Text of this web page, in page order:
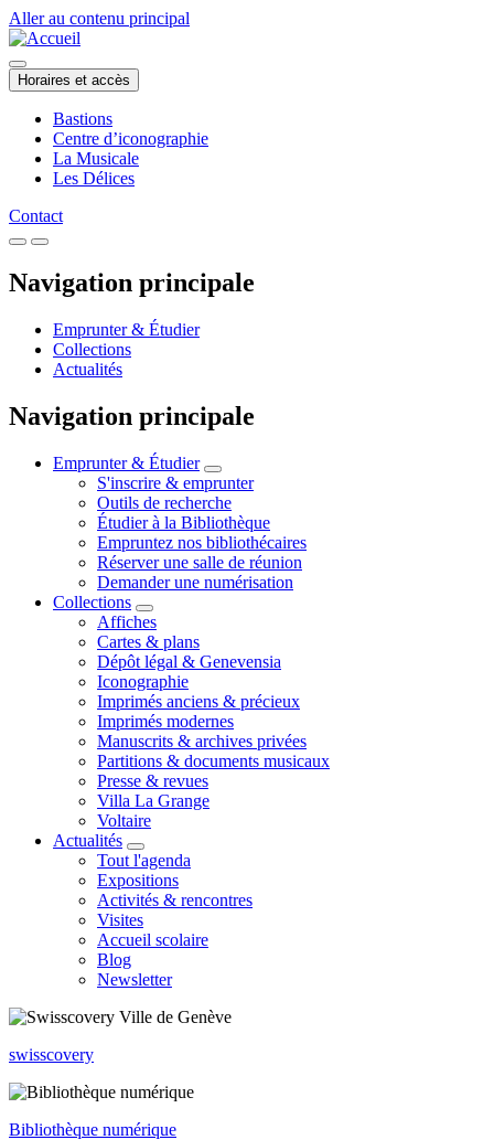
Aller au contenu principal
Horaires et accès
Bastions
Centre d’iconographie
La Musicale
Les Délices
Contact
Navigation principale
Emprunter & Étudier
Collections
Actualités
Navigation principale
Emprunter & Étudier
S'inscrire & emprunter
Outils de recherche
Étudier à la Bibliothèque
Empruntez nos bibliothécaires
Réserver une salle de réunion
Demander une numérisation
Collections
Affiches
Cartes & plans
Dépôt légal & Genevensia
Iconographie
Imprimés anciens & précieux
Imprimés modernes
Manuscrits & archives privées
Partitions & documents musicaux
Presse & revues
Villa La Grange
Voltaire
Actualités
Tout l'agenda
Expositions
Activités & rencontres
Visites
Accueil scolaire
Blog
Newsletter
swisscovery
Bibliothèque numérique